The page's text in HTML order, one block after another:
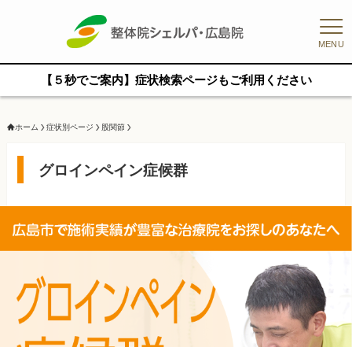
MENU
【５秒でご案内】症状検索ページもご利用ください
ホーム 症状別ページ 股関節
グロインペイン症候群